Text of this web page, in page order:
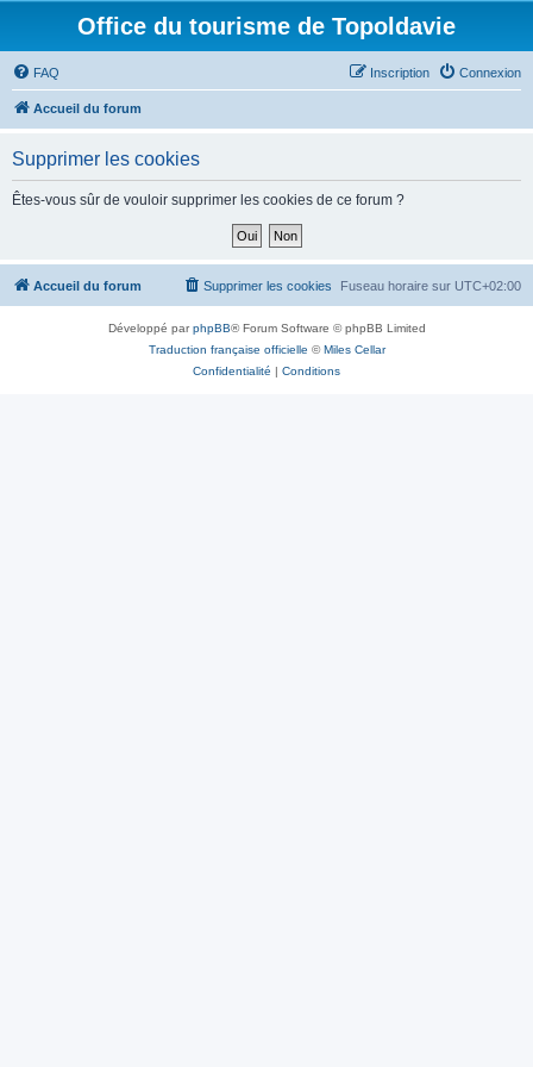
Office du tourisme de Topoldavie
FAQ Connexion
Inscription
Accueil du forum
Supprimer les cookies
Êtes-vous sûr de vouloir supprimer les cookies de ce forum ?
Accueil du forum Fuseau horaire sur UTC+02:00
Supprimer les cookies
Développé parphpBB® Forum Software © phpBB Limited
Traduction française officielle ©Miles Cellar
Confidentialité | Conditions